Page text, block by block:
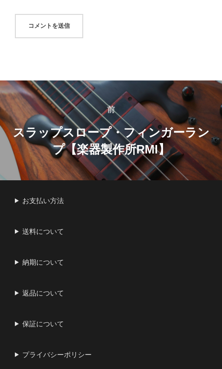
投
稿
ナ
ビ
ゲ
前
前
スラップスロープ・フィンガーラン
プ【楽器製作所RMI】
お支払い方法
送料について
納期について
返品について
保証について
プライバシーポリシー